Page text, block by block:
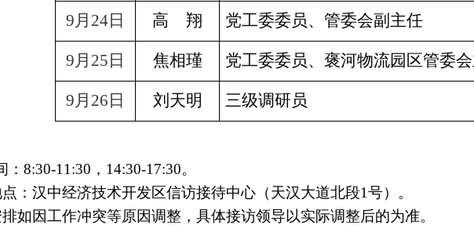
9月24日 高 翔 党工委委员、管委会副主任
9月25日 焦相瑾 党工委委员、褒河物流园区管委
9月26日 刘天明 三级调研员
8:30-11:30，14:30-17:30。
济技术开发区信访接待中心（天汉大道北段1号）。
冲突等原因调整，具体接访领导以实际调整后的为准。